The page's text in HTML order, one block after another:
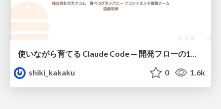
使いながら育てる Claude Code — 開発フローの1コマンド化 × 繰り返し指摘の自動仕組み化
shiki_kakaku
0 1.6k